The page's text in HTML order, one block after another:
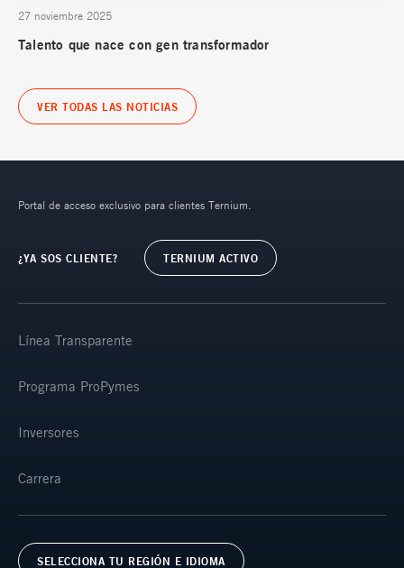
27 noviembre 2025
Talento que nace con gen transformador
VER TODAS LAS NOTICIAS
Portal de acceso exclusivo para clientes Ternium.
¿YA SOS CLIENTE? TERNIUM ACTIVO
Línea Transparente
Programa ProPymes
Inversores
Carrera
SELECCIONA TU REGIÓN E IDIOMA